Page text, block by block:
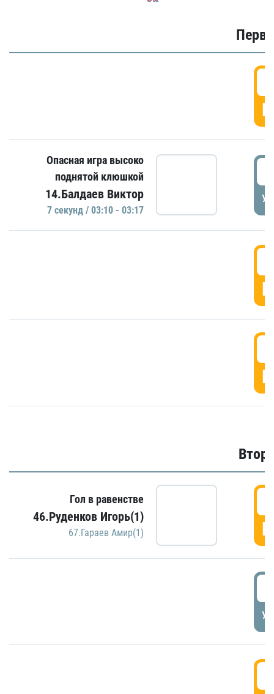
Опасная игра высоко
поднятой клюшкой
14.Балдаев Виктор
7 секунд / 03:10 - 03:17
Гол в равенстве
46.Руденков Игорь(1)
67.Гараев Амир(1)